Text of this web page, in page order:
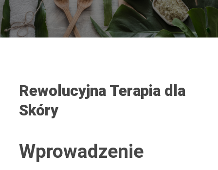
Rewolucyjna Terapia dla
Skóry
Wprowadzenie